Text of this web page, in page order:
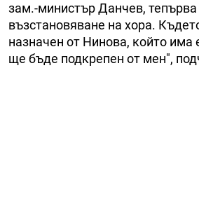
зам.-министър Данчев,
възстановяване на хора.
назначен от Нинова, който има
ще бъде подкрепен от мен",